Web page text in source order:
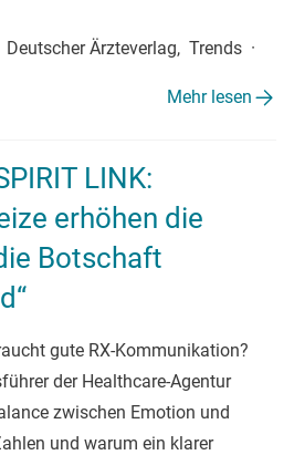
Deutscher Ärzteverlag, Trends ·
Mehr lesen
LINK:
erhöhen die
Botschaft
gute RX-Kommunikation?
der Healthcare-Agentur
zwischen Emotion und
und warum ein klarer